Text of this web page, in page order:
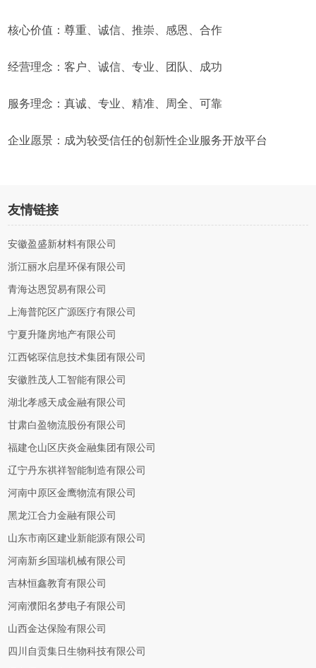
核心价值：尊重、诚信、推崇、感恩、合作
经营理念：客户、诚信、专业、团队、成功
服务理念：真诚、专业、精准、周全、可靠
企业愿景：成为较受信任的创新性企业服务开放平台
友情链接
安徽盈盛新材料有限公司
浙江丽水启星环保有限公司
青海达恩贸易有限公司
上海普陀区广源医疗有限公司
宁夏升隆房地产有限公司
江西铭琛信息技术集团有限公司
安徽胜茂人工智能有限公司
湖北孝感天成金融有限公司
甘肃白盈物流股份有限公司
福建仓山区庆炎金融集团有限公司
辽宁丹东祺祥智能制造有限公司
河南中原区金鹰物流有限公司
黑龙江合力金融有限公司
山东市南区建业新能源有限公司
河南新乡国瑞机械有限公司
吉林恒鑫教育有限公司
河南濮阳名梦电子有限公司
山西金达保险有限公司
四川自贡集日生物科技有限公司